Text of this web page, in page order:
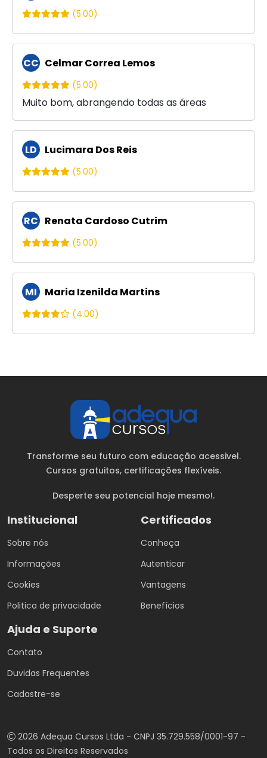
(5.00)
CC Celmar Correa Lemos
(5.00)
Muito bom, abrangendo todas as áreas
LD Lucimara Dos Reis
(5.00)
RC Renata Cardoso Cutrim
(5.00)
MI Maria Izenilda Martins
(4.00)
Transforme seu futuro com educação acessivel.
Cursos gratuitos, certificações flexíveis.
Desperte seu potencial hoje mesmo!.
Institucional
Sobre nós
Informações
Cookies
Politica de privacidade
Certificados
Conheça
Autenticar
Vantagens
Benefícios
Ajuda e Suporte
Contato
Duvidas Frequentes
Cadastre-se
2026 Adequa Cursos Ltda - CNPJ 35.729.558/0001-97 -
Todos os Direitos Reservados